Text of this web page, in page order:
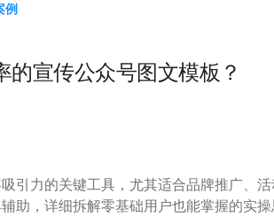
例
的宣传公众号图文模板？
引力的关键工具，尤其适合品牌推广、
助，详细拆解零基础用户也能掌握的实操